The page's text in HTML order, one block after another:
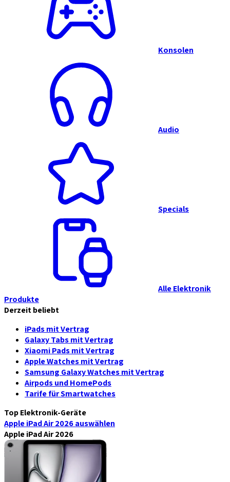
Konsolen
Audio
Specials
Alle Elektronik
Produkte
Derzeit beliebt
iPads mit Vertrag
Galaxy Tabs mit Vertrag
Xiaomi Pads mit Vertrag
Apple Watches mit Vertrag
Samsung Galaxy Watches mit Vertrag
Airpods und HomePods
Tarife für Smartwatches
Top Elektronik-Geräte
Apple iPad Air 2026auswählen
Apple iPad Air 2026